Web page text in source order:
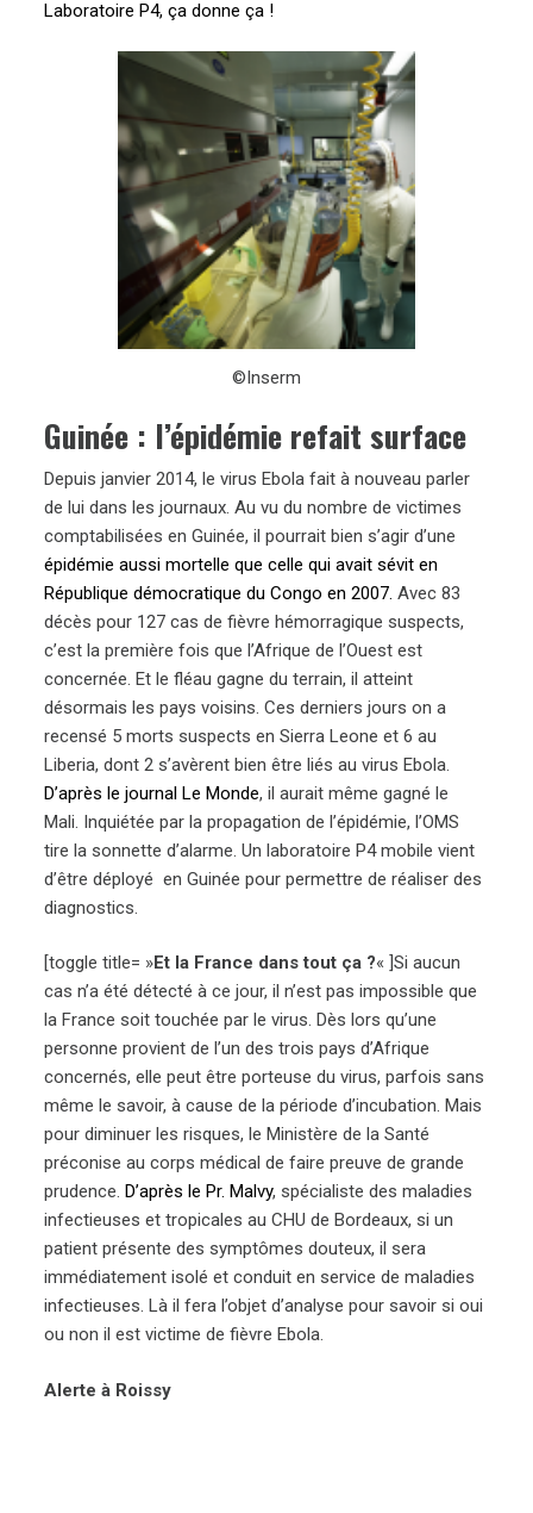
Laboratoire P4, ça donne ça !
©Inserm
Guinée : l’épidémie refait surface
Depuis janvier 2014, le virus Ebola fait à nouveau parler
de lui dans les journaux. Au vu du nombre de victimes
comptabilisées en Guinée, il pourrait bien s’agir d’une
épidémie aussi mortelle que celle qui avait sévit en
République démocratique du Congo en 2007. Avec 83
décès pour 127 cas de fièvre hémorragique suspects,
c’est la première fois que l’Afrique de l’Ouest est
concernée. Et le fléau gagne du terrain, il atteint
désormais les pays voisins. Ces derniers jours on a
recensé 5 morts suspects en Sierra Leone et 6 au
Liberia, dont 2 s’avèrent bien être liés au virus Ebola.
D’après le journal Le Monde, il aurait même gagné le
Mali. Inquiétée par la propagation de l’épidémie, l’OMS
tire la sonnette d’alarme. Un laboratoire P4 mobile vient
d’être déployé en Guinée pour permettre de réaliser des
diagnostics.
[toggle title= »Et la France dans tout ça ?« ]Si aucun
cas n’a été détecté à ce jour, il n’est pas impossible que
la France soit touchée par le virus. Dès lors qu’une
personne provient de l’un des trois pays d’Afrique
concernés, elle peut être porteuse du virus, parfois sans
même le savoir, à cause de la période d’incubation. Mais
pour diminuer les risques, le Ministère de la Santé
préconise au corps médical de faire preuve de grande
prudence. D’après le Pr. Malvy, spécialiste des maladies
infectieuses et tropicales au CHU de Bordeaux, si un
patient présente des symptômes douteux, il sera
immédiatement isolé et conduit en service de maladies
infectieuses. Là il fera l’objet d’analyse pour savoir si oui
ou non il est victime de fièvre Ebola.
Alerte à Roissy